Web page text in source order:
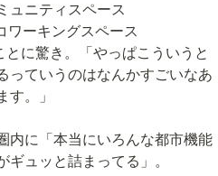
ュニティスペース
ワーキングスペース
とに驚き。「やっぱこういうと
っていうのはなんかすごいなあ
す。」
内に「本当にいろんな都市機能
ギュッと詰まってる」。